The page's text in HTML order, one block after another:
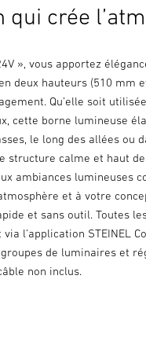
qui crée
», vous apportez
deux hauteurs (510 mm
Qu’elle soit
cette borne lumineuse
le long des allées ou
structure calme et haut
ambiances lumineuses
et à votre
et sans outil. Toutes
l’application STEINEL
de luminaires et
non inclus.